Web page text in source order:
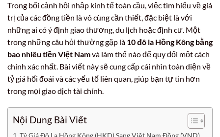
Trong bối cảnh hội nhập kinh tế toàn cầu, việc tìm hiểu về giá
trị của các đồng tiền là vô cùng cần thiết, đặc biệt là với
những ai có ý định giao thương, du lịch hoặc định cư. Một
trong những câu hỏi thường gặp là 10 đô la Hồng Kông bằng
bao nhiêu tiền Việt Namvà làm thế nào để quy đổi một cách
chính xác nhất. Bài viết này sẽ cung cấp cái nhìn toàn diện về
tỷ giá hối đoái và các yếu tố liên quan, giúp bạn tự tin hơn
trong mọi giao dịch tài chính.
Nội Dung Bài Viết
Tỷ Giá Đô La Hồng Kông (HKD) Sang Việt Nam Đồng (VND)